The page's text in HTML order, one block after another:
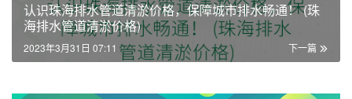
认识珠海排水管道清淤价格，保障城市排水畅通！ (珠
海排水管道清淤价格)
下一篇
2023年3月31日 07:11